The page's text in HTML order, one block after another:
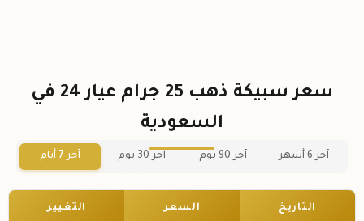
سعر سبيكة ذهب 25 جرام عيار 24 في
السعودية
آخر 6 أشهر آخر 90 يوم آخر 30 يوم آخر 7 أيام
التاريخ السعر التغيير